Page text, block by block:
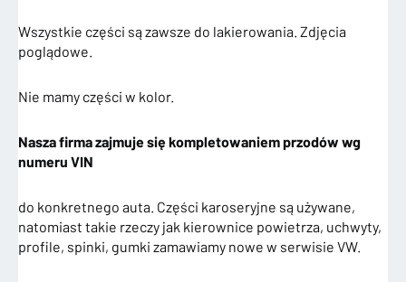
Wszystkie części są zawsze do lakierowania. Zdjęcia
poglądowe.
Nie mamy części w kolor.
Nasza firma zajmuje się kompletowaniem przodów wg
numeru VIN
do konkretnego auta. Części karoseryjne są używane,
natomiast takie rzeczy jak kierownice powietrza, uchwyty,
profile, spinki, gumki zamawiamy nowe w serwisie VW.